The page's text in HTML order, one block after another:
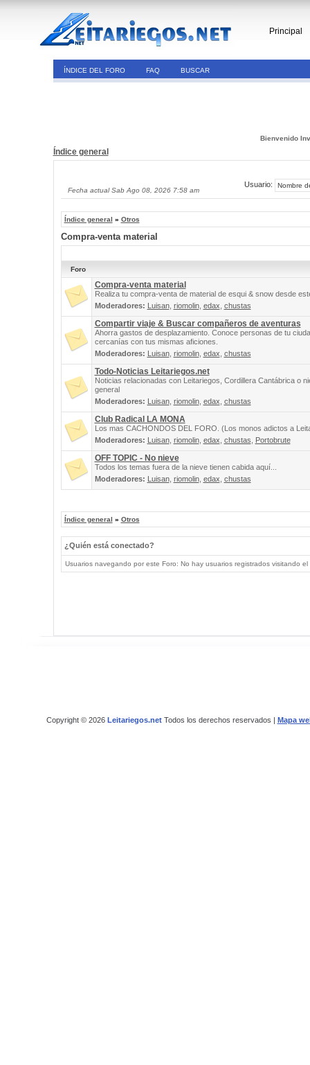
Principal
ÍNDICE DEL FORO FAQ BUSCAR
Bienvenido
Índice general
Fecha actual Sab Ago 08, 2026 7:58 am
Usuario:
Índice general » Otros
Compra-venta material
Foro
Compra-venta material
Realiza tu compra-venta de material de esqui & snow desde
Moderadores: Luisan, riomolin, edax chustas
Compartir viaje & Buscar compañeros de aventuras
Ahorra gastos de desplazamiento. Conoce personas de tu
cercanías con tus mismas aficiones.
Moderadores: Luisan, riomolin, edax chustas
Todo-Noticias Leitariegos.net
Noticias relacionadas con Leitariegos, Cordillera Cantábrica o
general
Moderadores: Luisan, riomolin, edax chustas
Club Radical LA MONA
Los mas CACHONDOS DEL FORO. (Los monos adictos a
Moderadores: Luisan, riomolin, edax chustas Portobrute
OFF TOPIC - No nieve
Todos los temas fuera de la nieve tienen cabida aquí...
Moderadores: Luisan, riomolin, edax chustas
Índice general » Otros
¿Quién está conectado?
Usuarios navegando por este Foro: No hay usuarios registrados visitando
Copyright © 2026 Leitariegos.netTodos los derechos reservados | Mapa